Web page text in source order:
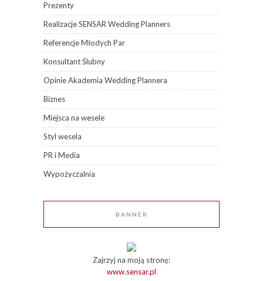
Prezenty
Realizacje SENSAR Wedding Planners
Referencje Młodych Par
Konsultant Ślubny
Opinie Akademia Wedding Plannera
Biznes
Miejsca na wesele
Styl wesela
PR i Media
Wypożyczalnia
BANNER
Zajrzyj na moją stronę:
www.sensar.pl